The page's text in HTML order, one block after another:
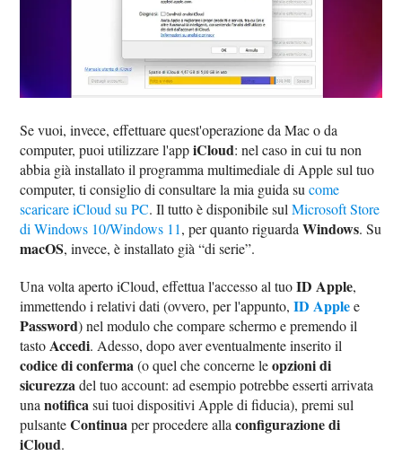
Se vuoi, invece, effettuare quest'operazione da Mac o da
computer, puoi utilizzare l'appiCloud: nel caso in cui tu non
abbia già installato il programma multimediale di Apple sul tuo
computer, ti consiglio di consultare la mia guida sucome
scaricare iCloud su PC. Il tutto è disponibile sulMicrosoft Store
di Windows 10/Windows 11, per quanto riguardaWindows. Su
macOS, invece, è installato già “di serie”.
Una volta aperto iCloud, effettua l'accesso al tuoID Apple,
immettendo i relativi dati (ovvero, per l'appunto,ID Applee
Password) nel modulo che compare schermo e premendo il
tastoAccedi. Adesso, dopo aver eventualmente inserito il
codice di conferma(o quel che concerne leopzioni di
sicurezzadel tuo account: ad esempio potrebbe esserti arrivata
unanotificasui tuoi dispositivi Apple di fiducia), premi sul
pulsanteContinuaper procedere allaconfigurazione di
iCloud.